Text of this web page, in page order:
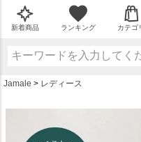
新着商品 ランキング カテゴ
Jamale レディース